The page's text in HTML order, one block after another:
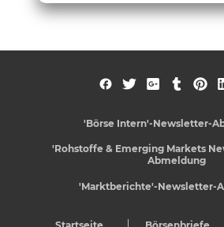
'Börse Intern'-Newsletter-
'Rohstoffe & Emerging Markets
Abmeldung
'Marktberichte'-Newsletter-